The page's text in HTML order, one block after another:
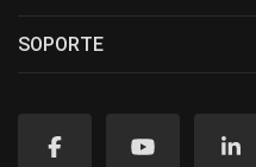
SOPORTE